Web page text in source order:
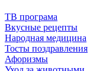
ТВ програма
Вкусные рецепты
Народная медицина
Тосты поздравления
Афоризмы